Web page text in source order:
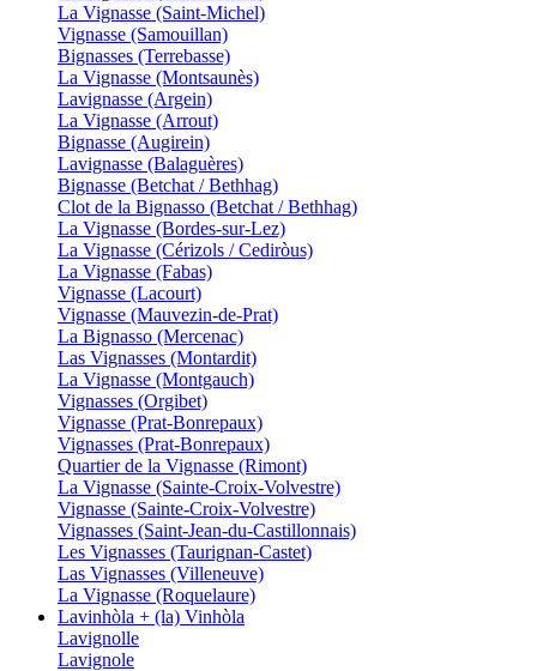
La Vignasse (Saint-Michel)
Vignasse (Samouillan)
Bignasses (Terrebasse)
La Vignasse (Montsaunès)
Lavignasse (Argein)
La Vignasse (Arrout)
Bignasse (Augirein)
Lavignasse (Balaguères)
Bignasse (Betchat / Bethhag)
Clot de la Bignasso (Betchat / Bethhag)
La Vignasse (Bordes-sur-Lez)
La Vignasse (Cérizols / Cediròus)
La Vignasse (Fabas)
Vignasse (Lacourt)
Vignasse (Mauvezin-de-Prat)
La Bignasso (Mercenac)
Las Vignasses (Montardit)
La Vignasse (Montgauch)
Vignasses (Orgibet)
Vignasse (Prat-Bonrepaux)
Vignasses (Prat-Bonrepaux)
Quartier de la Vignasse (Rimont)
La Vignasse (Sainte-Croix-Volvestre)
Vignasse (Sainte-Croix-Volvestre)
Vignasses (Saint-Jean-du-Castillonnais)
Les Vignasses (Taurignan-Castet)
Las Vignasses (Villeneuve)
La Vignasse (Roquelaure)
Lavinhòla + (la) Vinhòla
Lavignolle
Lavignole